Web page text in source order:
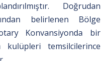
Doğrudan
belirlenen Bölge
Konvansiyonda bir
temsilcilerince